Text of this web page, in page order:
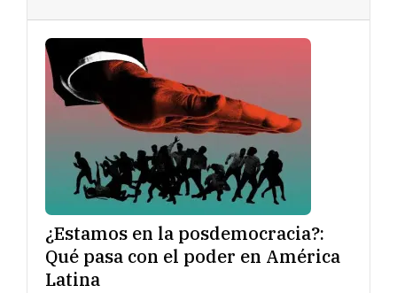
¿Estamos en la posdemocracia?:
Qué pasa con el poder en América
Latina